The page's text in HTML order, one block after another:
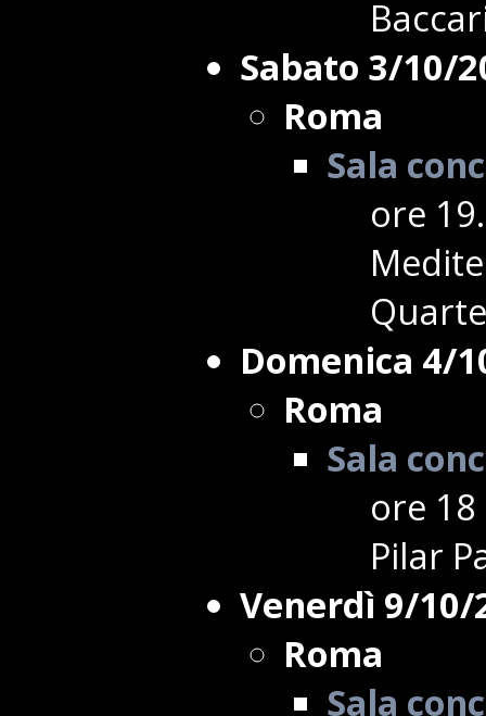
Sabato 3/10/
Roma
Sala
ore
Domenica 4/
Roma
Sala
ore 18
Pilar
Venerdì 9/10/
Roma
Sala